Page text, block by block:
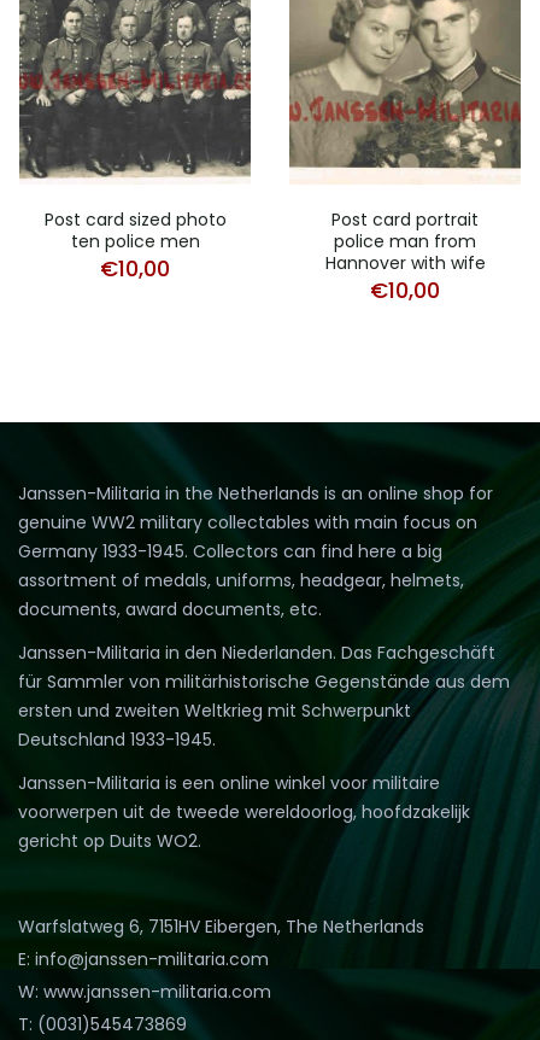
Post card sized photo
ten police men
€10,00
Post card portrait
police man from
Hannover with wife
€10,00
Janssen-Militaria in the Netherlands is an online shop for
genuine WW2 military collectables with main focus on
Germany 1933-1945. Collectors can find here a big
assortment of medals, uniforms, headgear, helmets,
documents, award documents, etc.
Janssen-Militaria in den Niederlanden. Das Fachgeschäft
für Sammler von militärhistorische Gegenstände aus dem
ersten und zweiten Weltkrieg mit Schwerpunkt
Deutschland 1933-1945.
Janssen-Militaria is een online winkel voor militaire
voorwerpen uit de tweede wereldoorlog, hoofdzakelijk
gericht op Duits WO2.
Warfslatweg 6, 7151HV Eibergen, The Netherlands
E: info@janssen-militaria.com
W: www.janssen-militaria.com
T: (0031)545473869